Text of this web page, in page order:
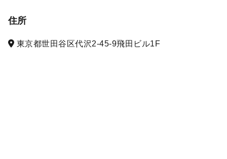
住所
東京都世田谷区代沢2-45-9飛田ビル1F